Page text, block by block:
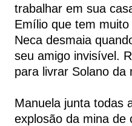
trabalhar em sua
Emílio que tem
Neca desmaia
seu amigo invisível.
para livrar Solano da
Manuela junta todas
explosão da mina de